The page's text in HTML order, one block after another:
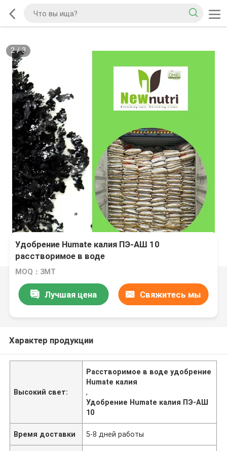
2/3
Удобрение Humate калия ПЭ-АШ 10
расстворимое в воде
MOQ：3МТ
Лучшая цена Свяжитесь мы
Характер продукции
Высокий свет:
Расстворимое в воде удобрение
Humate калия
,
Удобрение Humate калия ПЭ-АШ
10
Время доставки 5-8 дней работы